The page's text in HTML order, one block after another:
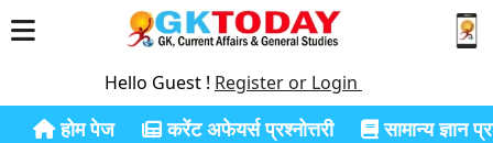
Hello Guest ! Register or Login
होम पेज करेंट अफेयर्स प्रश्नोत्तरी सामान्य ज्ञान